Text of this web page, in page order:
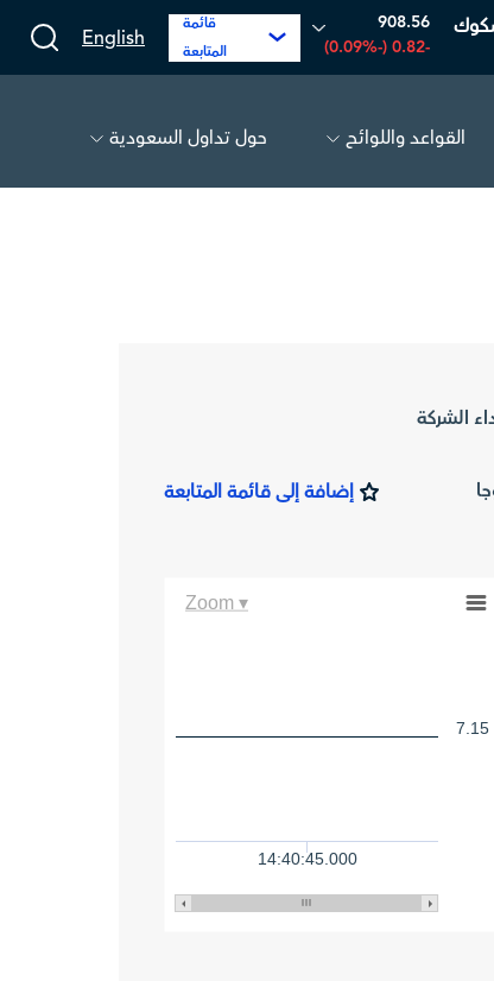
908.56
-0.82 (-0.09%)
قائمة
المتابعة
English
القواعد واللوائح حول تداول السعودية
الشركة
إضافة إلى قائمة المتابعة
14:40:45.000
7.15
Zoom ▾